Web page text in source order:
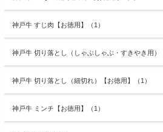
神戸牛 すじ肉【お徳用】（1）
神戸牛 切り落とし（しゃぶしゃぶ・すきやき用）
神戸牛 切り落とし（細切れ）【お徳用】（1）
神戸牛 ミンチ【お徳用】（1）